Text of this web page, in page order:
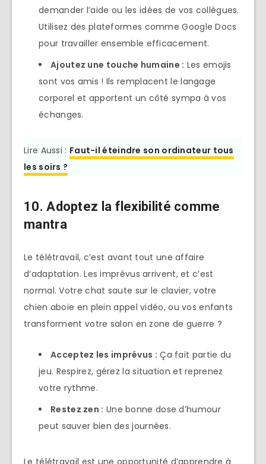
demander l’aide ou les idées de vos collègues.
Utilisez des plateformes comme Google Docs
pour travailler ensemble efficacement.
Ajoutez une touche humaine : Les emojis
sont vos amis ! Ils remplacent le langage
corporel et apportent un côté sympa à vos
échanges.
Lire Aussi : Faut-il éteindre son ordinateur tous
les soirs ?
10. Adoptez la flexibilité comme
mantra
Le télétravail, c’est avant tout une affaire
d’adaptation. Les imprévus arrivent, et c’est
normal. Votre chat saute sur le clavier, votre
chien aboie en plein appel vidéo, ou vos enfants
transforment votre salon en zone de guerre ?
Acceptez les imprévus : Ça fait partie du
jeu. Respirez, gérez la situation et reprenez
votre rythme.
Restez zen : Une bonne dose d’humour
peut sauver bien des journées.
Le télétravail est une opportunité d’apprendre à